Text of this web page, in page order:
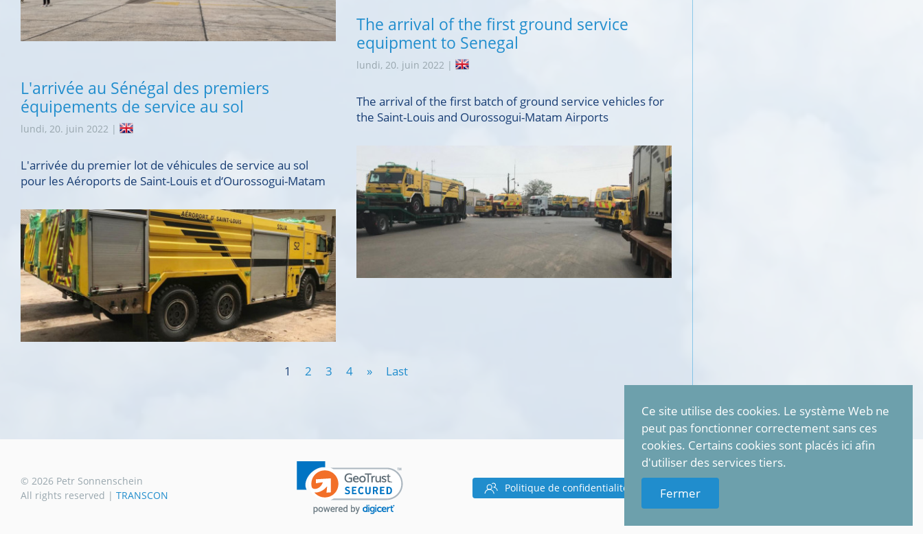
L'arrivée au Sénégal des premiers
équipements de service au sol
lundi, 20. juin 2022 |
L'arrivée du premier lot de véhicules de service au sol
pour les Aéroports de Saint-Louis et d‘Ourossogui-Matam
The arrival of the first ground service
equipment to Senegal
lundi, 20. juin 2022 |
The arrival of the first batch of ground service vehicles for
the Saint-Louis and Ourossogui-Matam Airports
1 2 3 4 » Last
© 2026 Petr Sonnenschein
All rights reserved | TRANSCON
Politique de confidentialité (GDPR)
Ce site utilise des cookies. Le système Web ne
peut pas fonctionner correctement sans ces
cookies. Certains cookies sont placés ici afin
d'utiliser des services tiers.
Fermer